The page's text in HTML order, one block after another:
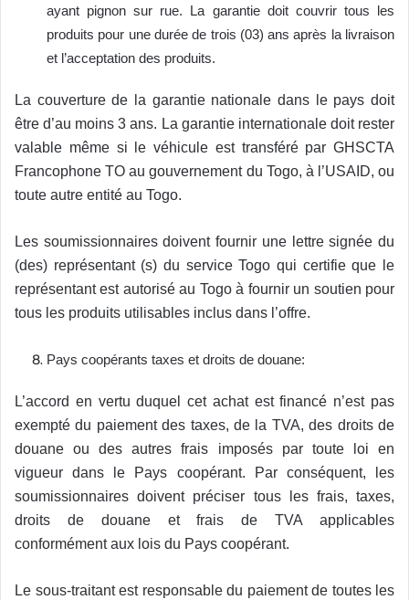
ayant pignon sur rue. La garantie doit couvrir tous les
produits pour une durée de trois (03) ans après la livraison
et l’acceptation des produits.
La couverture de la garantie nationale dans le pays doit
être d’au moins 3 ans. La garantie internationale doit rester
valable même si le véhicule est transféré par GHSCTA
Francophone TO au gouvernement du Togo, à l’USAID, ou
toute autre entité au Togo.
Les soumissionnaires doivent fournir une lettre signée du
(des) représentant (s) du service Togo qui certifie que le
représentant est autorisé au Togo à fournir un soutien pour
tous les produits utilisables inclus dans l’offre.
Pays coopérants taxes et droits de douane:
L’accord en vertu duquel cet achat est financé n’est pas
exempté du paiement des taxes, de la TVA, des droits de
douane ou des autres frais imposés par toute loi en
vigueur dans le Pays coopérant. Par conséquent, les
soumissionnaires doivent préciser tous les frais, taxes,
droits de douane et frais de TVA applicables
conformément aux lois du Pays coopérant.
Le sous-traitant est responsable du paiement de toutes les